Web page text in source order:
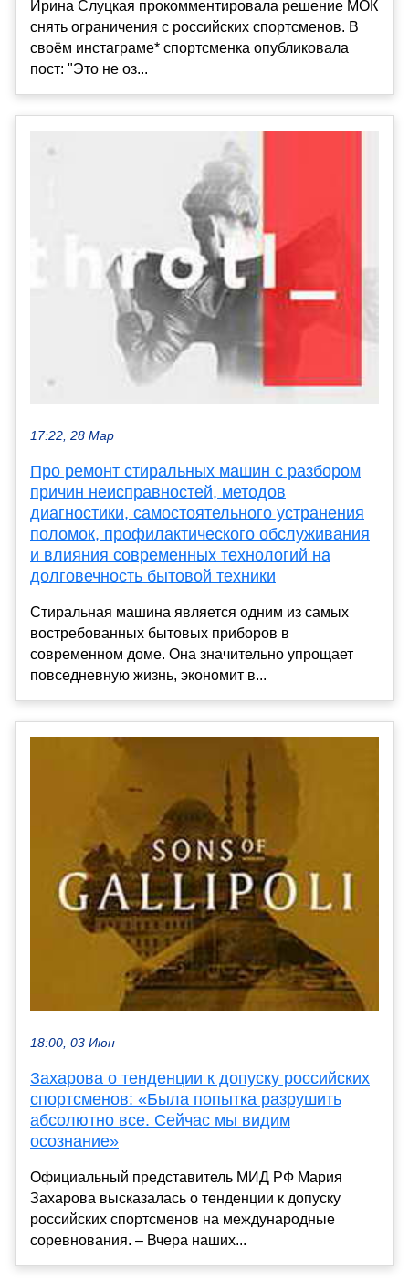
Ирина Слуцкая прокомментировала решение МОК
снять ограничения с российских спортсменов. В
своём инстаграме* спортсменка опубликовала
пост: "Это не оз...
17:22, 28 Мар
Про ремонт стиральных машин с разбором
причин неисправностей, методов
диагностики, самостоятельного устранения
поломок, профилактического обслуживания
и влияния современных технологий на
долговечность бытовой техники
Стиральная машина является одним из самых
востребованных бытовых приборов в
современном доме. Она значительно упрощает
повседневную жизнь, экономит в...
18:00, 03 Июн
Захарова о тенденции к допуску российских
спортсменов: «Была попытка разрушить
абсолютно все. Сейчас мы видим
осознание»
Официальный представитель МИД РФ Мария
Захарова высказалась о тенденции к допуску
российских спортсменов на международные
соревнования. – Вчера наших...